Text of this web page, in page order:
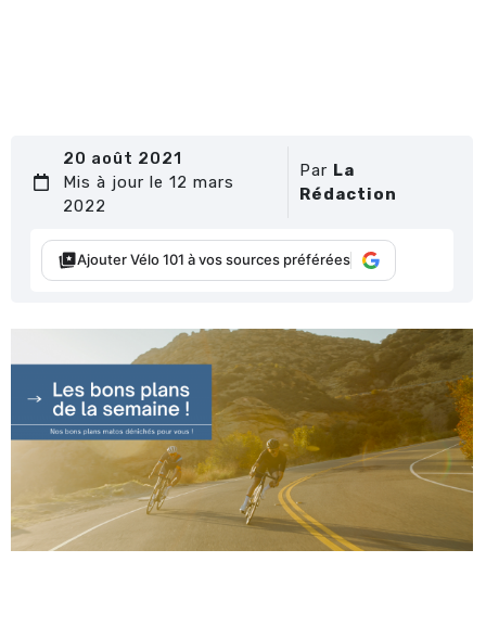
20 août 2021
Mis à jour le 12 mars
2022
Par La
Rédaction
Ajouter Vélo 101 à vos sources préférées